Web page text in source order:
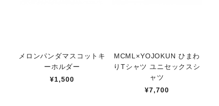
メロンパンダマスコットキ
ーホルダー
¥1,500
MCML×YOJOKUN ひまわ
りTシャツ ユニセックスシ
ャツ
¥7,700